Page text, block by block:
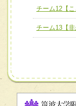
チーム
チーム
チーム12【こ
チーム13【非